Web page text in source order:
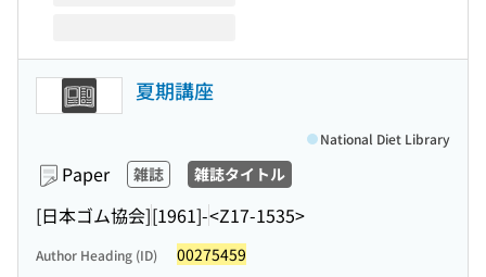
夏期講座
Paper 雑誌 雑誌タイトル
[日本ゴム協会][1961]-<Z17-1535>
National Diet Library
Author Heading (ID) 00275459